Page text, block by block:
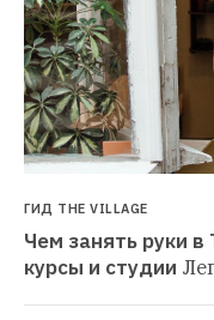
ГИД THE VILLAGE
Чем занять руки
курсы и студии